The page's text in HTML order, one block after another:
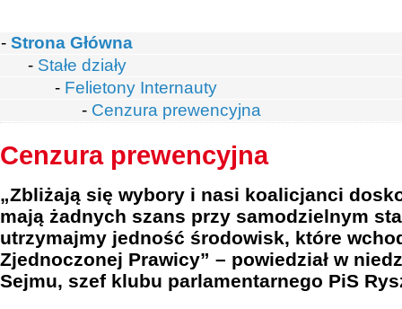
- Strona Główna
- Stałe działy
- Felietony Internauty
- Cenzura prewencyjna
Cenzura prewencyjna
„Zbliżają się wybory i nasi koalicjanci
mają żadnych szans przy samodzielnym
utrzymajmy jedność środowisk, które
Zjednoczonej Prawicy” – powiedział w
Sejmu, szef klubu parlamentarnego PiS